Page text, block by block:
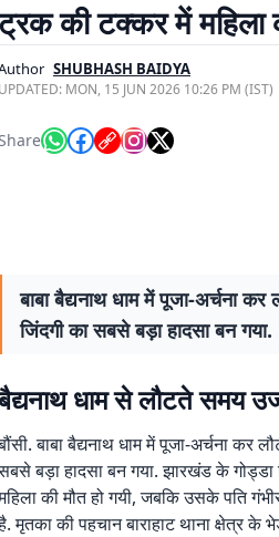
की टक्कर में महिला
SHUBHASH BAIDYA
UPDATED: MON, 15 JUN 2026 10:26 PM (IST)
बाबा बैद्यनाथ धाम में पूजा-अर्चना
जिंदगी का सबसे बड़ा हादसा बन गया.
धाम से लौटते समय
बाबा बैद्यनाथ धाम में पूजा-अर्चना कर
बड़ा हादसा बन गया. झारखंड के गोड्डा
की मौत हो गयी, जबकि उसके पति
मृतका की पहचान बाराहाट थाना क्षेत्र